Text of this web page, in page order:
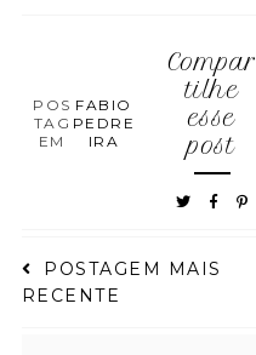
POS
TAG
EM
FABIO
PEDRE
IRA
Compar
tilhe
esse
post
POSTAGEM MAIS
RECENTE